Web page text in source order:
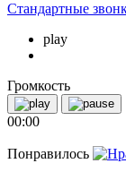
Стандартные
play
Громкость
00:00
Понравилось